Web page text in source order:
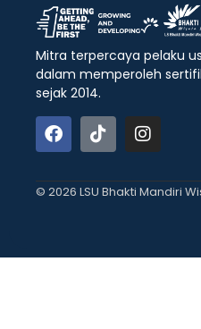
Mitra terpercaya pelaku
dalam memperoleh
sejak 2014.
© 2026 LSU Bhakti Mandiri